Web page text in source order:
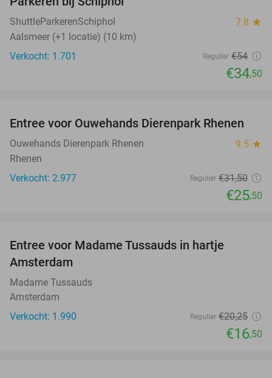
ShuttleParkerenSchiphol 7.8 star
Aalsmeer (+1 locatie) (10 km)
Verkocht: 1.701
Regulier €54
€34,50
19%
Entree voor Ouwehands Dierenpark Rhenen
Ouwehands Dierenpark Rhenen 9.5 star
Rhenen
Verkocht: 2.977
Regulier €31,50
€25,50
Entree voor Madame Tussauds in hartje
Amsterdam
Madame Tussauds
Amsterdam
Verkocht: 1.990
Regulier €20,25
€16,50